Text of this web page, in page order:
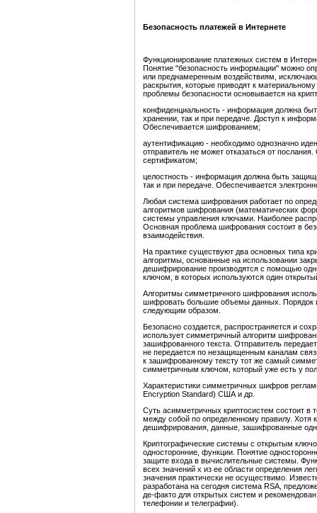
Безопасность платежей в Интернете
Функционирование платежных систем в
Понятие "безопасность информации" можно
или преднамеренным воздействиям,
раскрытия, которые приводят к
проблемы безопасности основывается на
конфиденциальность - информация должна
хранении, так и при передаче. Доступ к
Обеспечивается шифрованием;
аутентификацию - необходимо однозначно
отправитель не может отказаться от
сертификатом;
целостность - информация должна быть
так и при передаче. Обеспечивается
Любая система шифрования работает по
алгоритмов шифрования (математических
системы управления ключами. Наиболее
Основная проблема шифрования состоит в
взаимодействия.
На практике существуют два основных типа
алгоритмы, основанные на использовании
дешифрирование производятся с помощью
ключом, в которых используются один
Алгоритмы симметричного шифрования
шифровать большие объемы данных. Порядок
следующим образом.
Безопасно создается, распространяется и
использует симметричный алгоритм
зашифрованного текста. Отправитель
не передается по незащищенным каналам
к зашифрованному тексту тот же самый
симметричным ключом, который уже есть у
Характеристики симметричных шифров
Encryption Standard) США и др.
Суть асимметричных криптосистем состоит в
между собой по определенному правилу. Хотя
дешифрирования, данные, зашифрованные
Криптографические системы с открытым
односторонние, функции. Понятие
защите входа в вычислительные системы.
всех значений х из ее области определения
значения практически не осуществимо.
разработана на сегодня система RSA,
де-факто для открытых систем и
телефонии и телеграфии).